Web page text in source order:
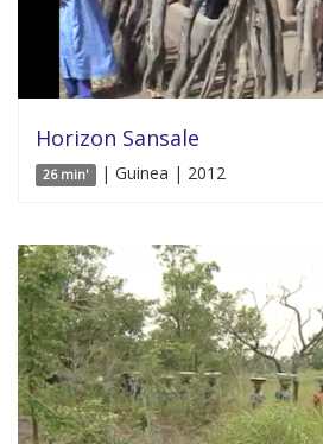
Horizon Sansale
26 min' | Guinea | 2012